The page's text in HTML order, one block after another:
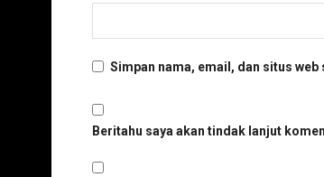
Simpan nama, email, dan situs
Beritahu saya akan tindak lanjut